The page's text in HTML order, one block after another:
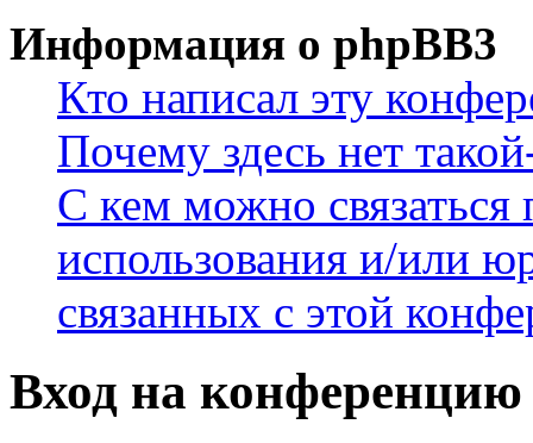
Информация о phpBB3
Кто написал эту
Почему здесь нет
С кем можно связаться
использования и/или
связанных с этой
Вход на конференцию